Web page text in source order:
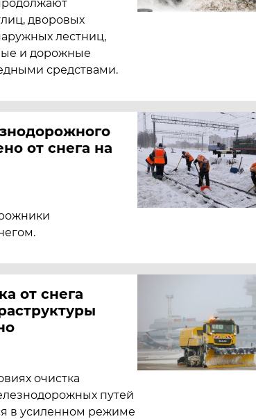
дворовых
лестниц,
и дорожные
средствами.
от снега на
от снега
очистка
путей
в усиленном режиме